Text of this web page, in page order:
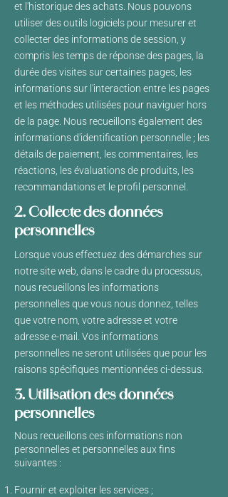
et l'historique des achats. Nous pouvons
utiliser des outils logiciels pour mesurer et
collecter des informations de session, y
compris les temps de réponse des pages, la
durée des visites sur certaines pages, les
informations sur l'interaction entre les pages
et les méthodes utilisées pour naviguer hors
de la page. Nous recueillons également des
informations d'identification personnelle ; les
détails de paiement, les commentaires, les
réactions, les évaluations de produits, les
recommandations et le profil personnel.
2. Collecte des données
personnelles
Lorsque vous effectuez des démarches sur
notre site web, dans le cadre du processus,
nous recueillons les informations
personnelles que vous nous donnez, telles
que votre nom, votre adresse et votre
adresse e-mail. Vos informations
personnelles ne seront utilisées que pour les
raisons spécifiques mentionnées ci-dessus.
3. Utilisation des données
personnelles
Nous recueillons ces informations non
personnelles et personnelles aux fins
suivantes :
Fournir et exploiter les services ;